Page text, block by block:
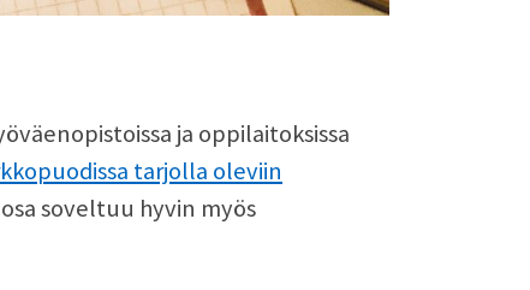
ja oppilaitoksissa
tarjolla oleviin
soveltuu hyvin myös